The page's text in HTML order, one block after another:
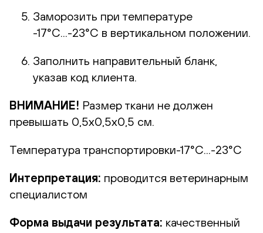
Заморозить при температуре
-17°С...-23°С в вертикальном положении.
Заполнить направительный бланк,
указав код клиента.
ВНИМАНИЕ! Размер ткани не должен
превышать 0,5х0,5х0,5 см.
Температура транспортировки-17°С...-23°С
Интерпретация: проводится ветеринарным
специалистом
Форма выдачи результата: качественный